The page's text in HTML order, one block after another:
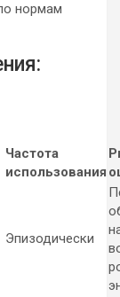
нормам
Частота
использования
Эпизодически